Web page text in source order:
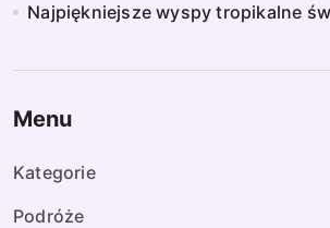
Najpiękniejsze wyspy tropikalne
Menu
Kategorie
Podróże